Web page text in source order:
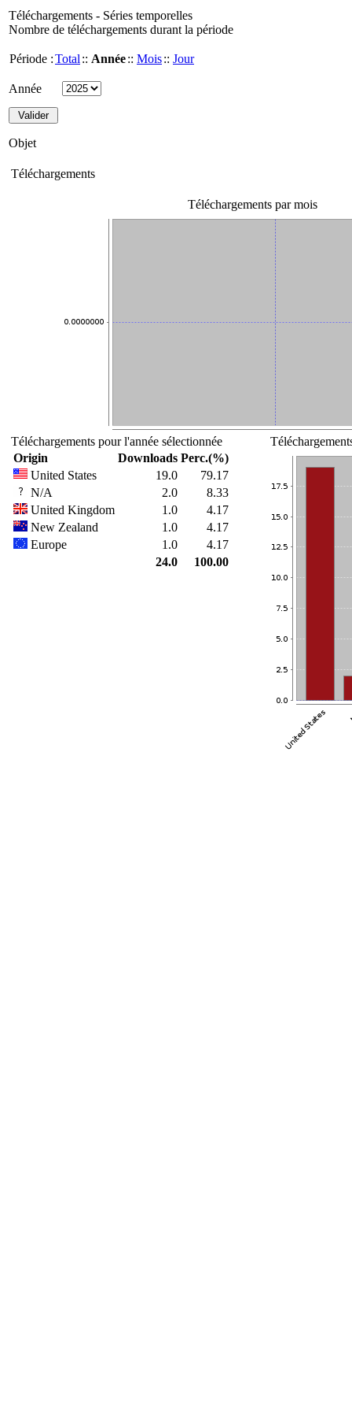
Téléchargements - Séries temporelles
Nombre de téléchargements durant la période
Période :Total :: Année:: Mois:: Jour
Année
Objet
Téléchargements
Téléchargements par mois
Téléchargements pour l'année sélectionnée
Origin
Downloads Perc.(%)
United States
19.0
79.17
N/A
2.0
8.33
United Kingdom
1.0
4.17
New Zealand
1.0
4.17
Europe
1.0
4.17
24.0
100.00